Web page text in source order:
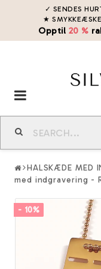
✓ SENDES
★
Opptil 20 %
Toggle
navigation
HALSKÆDE MED
med indgravering -
- 10%